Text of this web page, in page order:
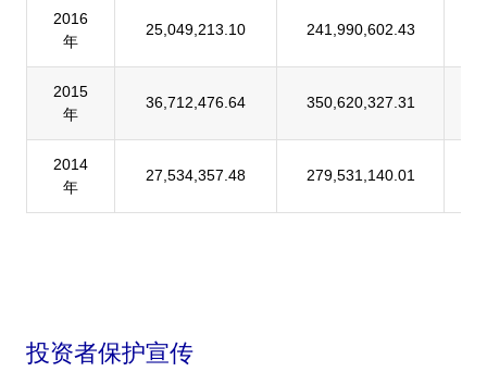
2016
年
25,049,213.10 241,990,602.43
2015
年
36,712,476.64 350,620,327.31
2014
年
27,534,357.48 279,531,140.01
投资者保护宣传